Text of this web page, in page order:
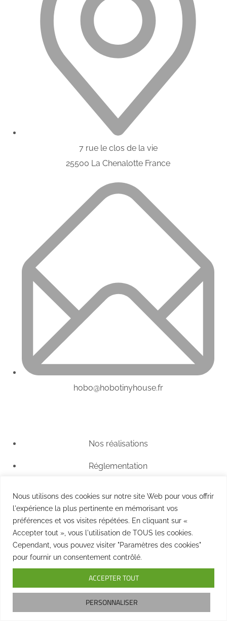
Nous utilisons des cookies sur notre site Web pour vous offrir
l'expérience la plus pertinente en mémorisant vos
préférences et vos visites répétées. En cliquant sur «
Accepter tout », vous l'utilisation de TOUS les cookies.
Cependant, vous pouvez visiter "Paramètres des cookies"
pour fournir un consentement contrôlé.
PERSONNALISER
ACCEPTER TOUT
7 rue le clos de la vie
25500 La Chenalotte France
hobo@hobotinyhouse.fr
Nos réalisations
Réglementation
Tarifs
Nous contacter
Copyright © 2025 Hobo Tiny House. Tous droits réservés –
Mentions Légales